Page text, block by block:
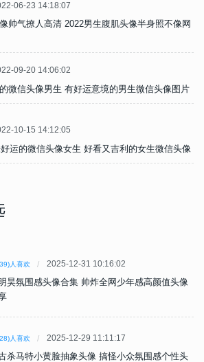
06-23 14:18:07
帅气撩人高清 2022男生腹肌头像半身照不像网
09-20 14:06:02
微信头像男生 有好运意境的男生微信头像图片
10-15 14:12:05
运的微信头像女生 好看又吉利的女生微信头像
人喜欢 2025-12-31 10:16:02
昊氛围感头像合集 帅炸全网少年感高颜值头像
人喜欢 2025-12-29 11:11:17
杀马特小黄脸抽象头像 搞怪小众氛围感个性头